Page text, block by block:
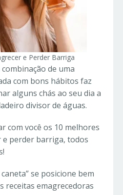
e Perder Barriga
de uma
com bons hábitos faz
alguns chás ao seu dia a
divisor de águas.
com você os 10 melhores
e perder barriga, todos
se posicione bem
receitas emagrecedoras